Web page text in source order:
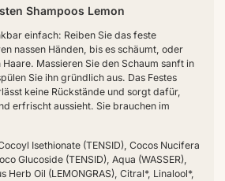
Shampoos Lemon
einfach: Reiben Sie das feste
nassen Händen, bis es schäumt, oder
Massieren Sie den Schaum sanft in
Sie ihn gründlich aus. Das Festes
keine Rückstände und sorgt dafür,
erfrischt aussieht. Sie brauchen im
Isethionate (TENSID), Cocos Nucifera
Glucoside (TENSID), Aqua (WASSER),
Herb Oil (LEMONGRAS), Citral*, Linalool*,